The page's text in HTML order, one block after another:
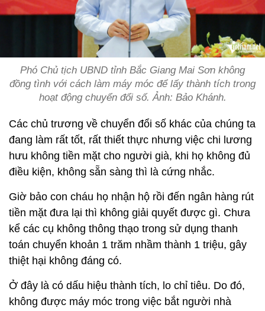
Phó Chủ tịch UBND tỉnh Bắc Giang Mai Sơn không
đồng tình với cách làm máy móc để lấy thành tích trong
hoạt động chuyển đổi số. Ảnh: Bảo Khánh.
Các chủ trương về chuyển đổi số khác của chúng ta
đang làm rất tốt, rất thiết thực nhưng việc chi lương
hưu không tiền mặt cho người già, khi họ không đủ
điều kiện, không sẵn sàng thì là cứng nhắc.
Giờ bảo con cháu họ nhận hộ rồi đến ngân hàng rút
tiền mặt đưa lại thì không giải quyết được gì. Chưa
kể các cụ không thông thạo trong sử dụng thanh
toán chuyển khoản 1 trăm nhầm thành 1 triệu, gây
thiệt hại không đáng có.
Ở đây là có dấu hiệu thành tích, lo chỉ tiêu. Do đó,
không được máy móc trong việc bắt người nhà